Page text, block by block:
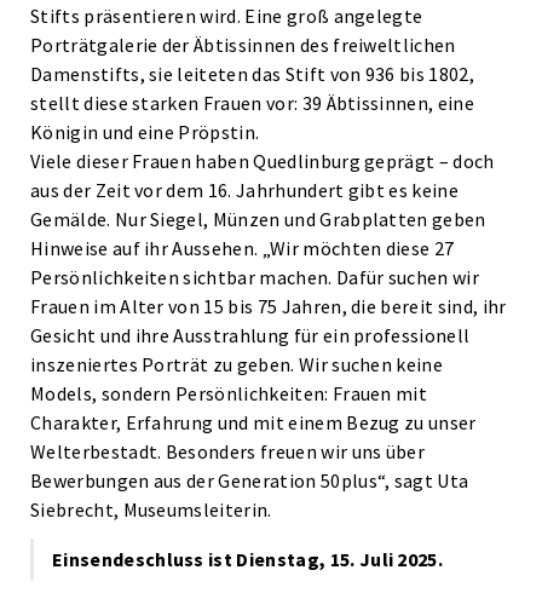
Stifts präsentieren wird. Eine groß angelegte
Porträtgalerie der Äbtissinnen des freiweltlichen
Damenstifts, sie leiteten das Stift von 936 bis 1802,
stellt diese starken Frauen vor: 39 Äbtissinnen, eine
Königin und eine Pröpstin.
Viele dieser Frauen haben Quedlinburg geprägt – doch
aus der Zeit vor dem 16. Jahrhundert gibt es keine
Gemälde. Nur Siegel, Münzen und Grabplatten geben
Hinweise auf ihr Aussehen. „Wir möchten diese 27
Persönlichkeiten sichtbar machen. Dafür suchen wir
Frauen im Alter von 15 bis 75 Jahren, die bereit sind, ihr
Gesicht und ihre Ausstrahlung für ein professionell
inszeniertes Porträt zu geben. Wir suchen keine
Models, sondern Persönlichkeiten: Frauen mit
Charakter, Erfahrung und mit einem Bezug zu unser
Welterbestadt. Besonders freuen wir uns über
Bewerbungen aus der Generation 50plus“, sagt Uta
Siebrecht, Museumsleiterin.
Einsendeschluss ist Dienstag, 15. Juli 2025.